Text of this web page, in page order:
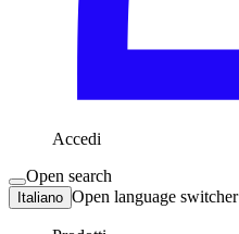
Accedi
Open search
Italiano Open language switcher